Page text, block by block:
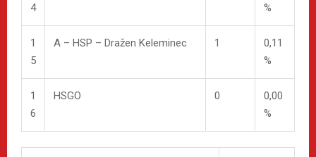
4
%
1
5
A – HSP – Dražen Keleminec 1
0,11
%
1
6
HSGO 0
0,00
%